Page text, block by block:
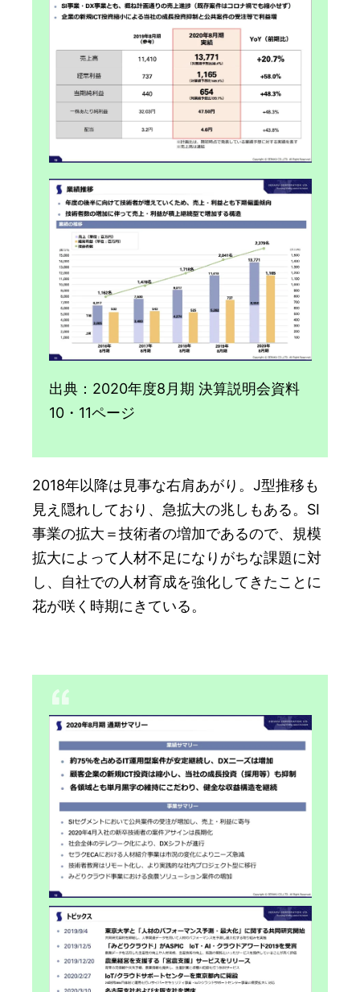
出典：2020年度8月期 決算説明会資料
10・11ページ
2018年以降は見事な右肩あがり。J型推移も
見え隠れしており、急拡大の兆しもある。SI
事業の拡大＝技術者の増加であるので、規模
拡大によって人材不足になりがちな課題に対
し、自社での人材育成を強化してきたことに
花が咲く時期にきている。